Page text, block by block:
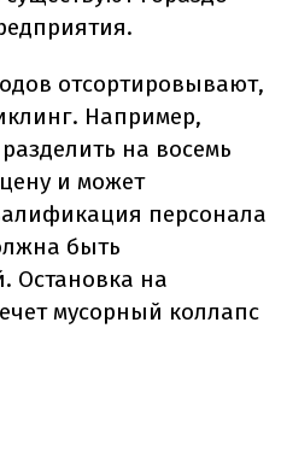
отсортировывают,
Например,
на восемь
и может
персонала
быть
Остановка на
мусорный коллапс